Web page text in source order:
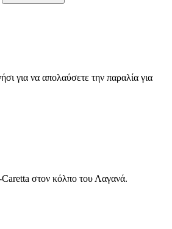
για να απολαύσετε την παραλία για
στον κόλπο του Λαγανά.